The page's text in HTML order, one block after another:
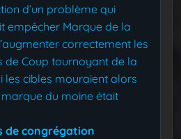
d’un problème qui
empêcher Marque de la
correctement les
de Coup tournoyant de la
les cibles mouraient alors
du moine était
de congrégation